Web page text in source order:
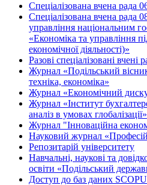
Спеціалізована вчена рада
Спеціалізована вчена рада
управління національним
«Економіка та управління
економічної діяльності)»
Разові спеціалізовані вчені
Журнал «Подільський
техніка, економіка»
Журнал «Економічний
Журнал «Інститут
аналіз в умовах глобалізації»
Журнал "Інноваційна
Науковий журнал
Репозитарій університету
Навчальні, наукові та
освіти «Подільський
Доступ до баз даних